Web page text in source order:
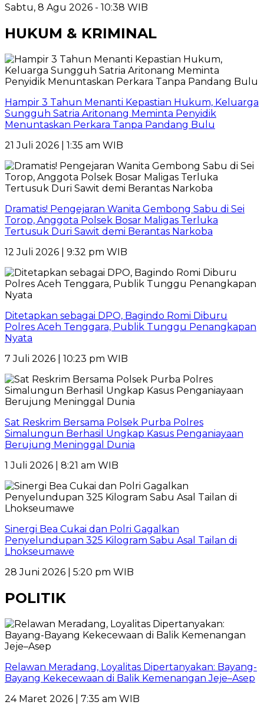
Sabtu, 8 Agu 2026 - 10:38 WIB
HUKUM & KRIMINAL
Hampir 3 Tahun Menanti Kepastian Hukum, Keluarga
Sungguh Satria Aritonang Meminta Penyidik
Menuntaskan Perkara Tanpa Pandang Bulu
21 Juli 2026 | 1:35 am WIB
Dramatis! Pengejaran Wanita Gembong Sabu di Sei
Torop, Anggota Polsek Bosar Maligas Terluka
Tertusuk Duri Sawit demi Berantas Narkoba
12 Juli 2026 | 9:32 pm WIB
Ditetapkan sebagai DPO, Bagindo Romi Diburu
Polres Aceh Tenggara, Publik Tunggu Penangkapan
Nyata
7 Juli 2026 | 10:23 pm WIB
Sat Reskrim Bersama Polsek Purba Polres
Simalungun Berhasil Ungkap Kasus Penganiayaan
Berujung Meninggal Dunia
1 Juli 2026 | 8:21 am WIB
Sinergi Bea Cukai dan Polri Gagalkan
Penyelundupan 325 Kilogram Sabu Asal Tailan di
Lhokseumawe
28 Juni 2026 | 5:20 pm WIB
POLITIK
Relawan Meradang, Loyalitas Dipertanyakan: Bayang-
Bayang Kekecewaan di Balik Kemenangan Jeje–Asep
24 Maret 2026 | 7:35 am WIB